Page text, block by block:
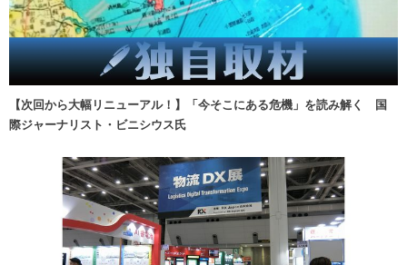
【次回から大幅リニューアル！】「今そこにある危機」を読み解く 国
際ジャーナリスト・ビニシウス氏